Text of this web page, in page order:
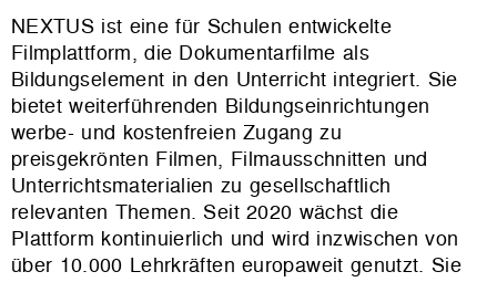
NEXTUS ist eine für Schulen entwickelte
Filmplattform, die Dokumentarfilme als
Bildungselement in den Unterricht integriert. Sie
bietet weiterführenden Bildungseinrichtungen
werbe- und kostenfreien Zugang zu
preisgekrönten Filmen, Filmausschnitten und
Unterrichtsmaterialien zu gesellschaftlich
relevanten Themen. Seit 2020 wächst die
Plattform kontinuierlich und wird inzwischen von
über 10.000 Lehrkräften europaweit genutzt. Sie